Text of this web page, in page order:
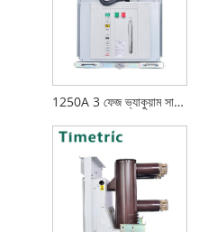
1250A 3 ফেজ ভ্যাকুয়াম সার্কিট ব্রেকার